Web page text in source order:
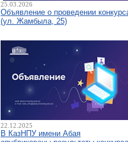
25.03.2026
Объявление о проведении
(ул. Жамбыла, 25)
22.12.2025
В КазНПУ имени Абая